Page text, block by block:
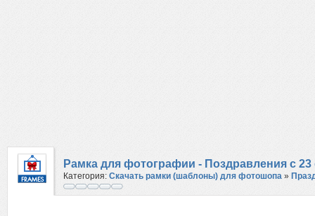
Рамка для фотографии - Поздравления с
Категория: Скачать рамки (шаблоны) для фотошопа »